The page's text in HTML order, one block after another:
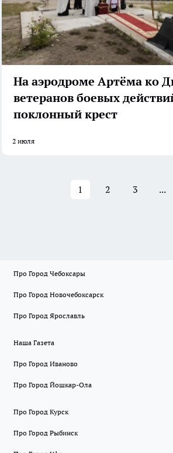
На аэродроме Артёма ко
ветеранов боевых
поклонный крест
2 июля
1 2 3 ...
Про Город Чебоксары
Про Город Новочебоксарск
Про Город Ярославль
Наша Газета
Про Город Иваново
Про Город Йошкар-Ола
Про Город Курск
Про Город Рыбинск